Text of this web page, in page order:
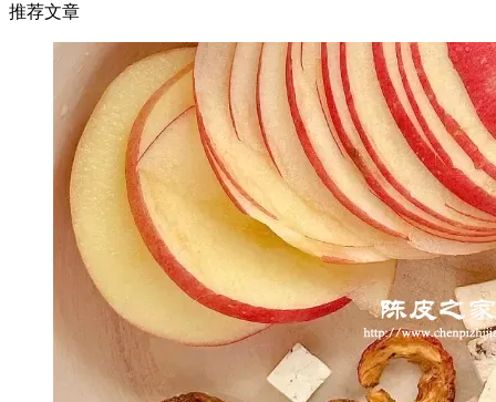
推荐文章